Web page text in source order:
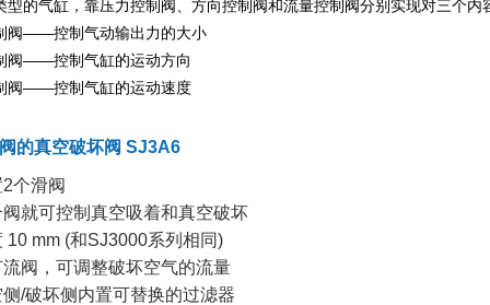
型的气缸，靠压力控制阀、方向控制阀和流量控制阀分别实现对三个内
阀——控制气动输出力的大小
阀——控制气缸的运动方向
阀——控制气缸的运动速度
的真空破坏阀 SJ3A6
个滑阀
就可控制真空吸着和真空破坏
10 mm (和SJ3000系列相同)
阀，可调整破坏空气的流量
/破坏侧内置可替换的过滤器